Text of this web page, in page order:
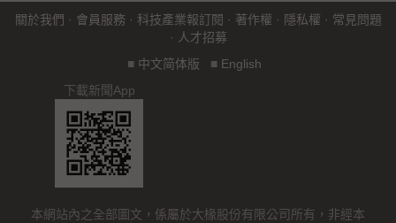
關於我們 · 會員服務 · 科技產業報訂閱 · 著作權 · 隱私權 · 常見問題
· 人才招募
■ 中文简体版 ■ English
下載新聞App
本網站內之全部圖文，係屬於大椽股份有限公司所有，非經本